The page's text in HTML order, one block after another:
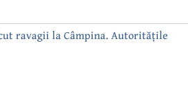
ravagii la Câmpina. Autoritățile